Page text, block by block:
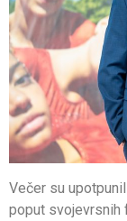
Večer su
poput svojevrsnih